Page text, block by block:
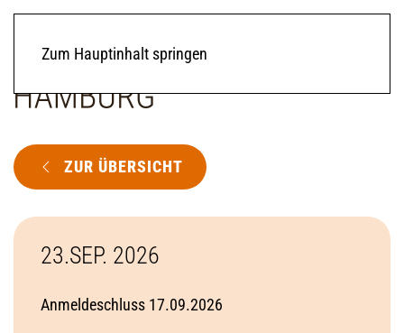
Zum Hauptinhalt springen
ZUR ÜBERSICHT
23.SEP. 2026
Anmeldeschluss 17.09.2026